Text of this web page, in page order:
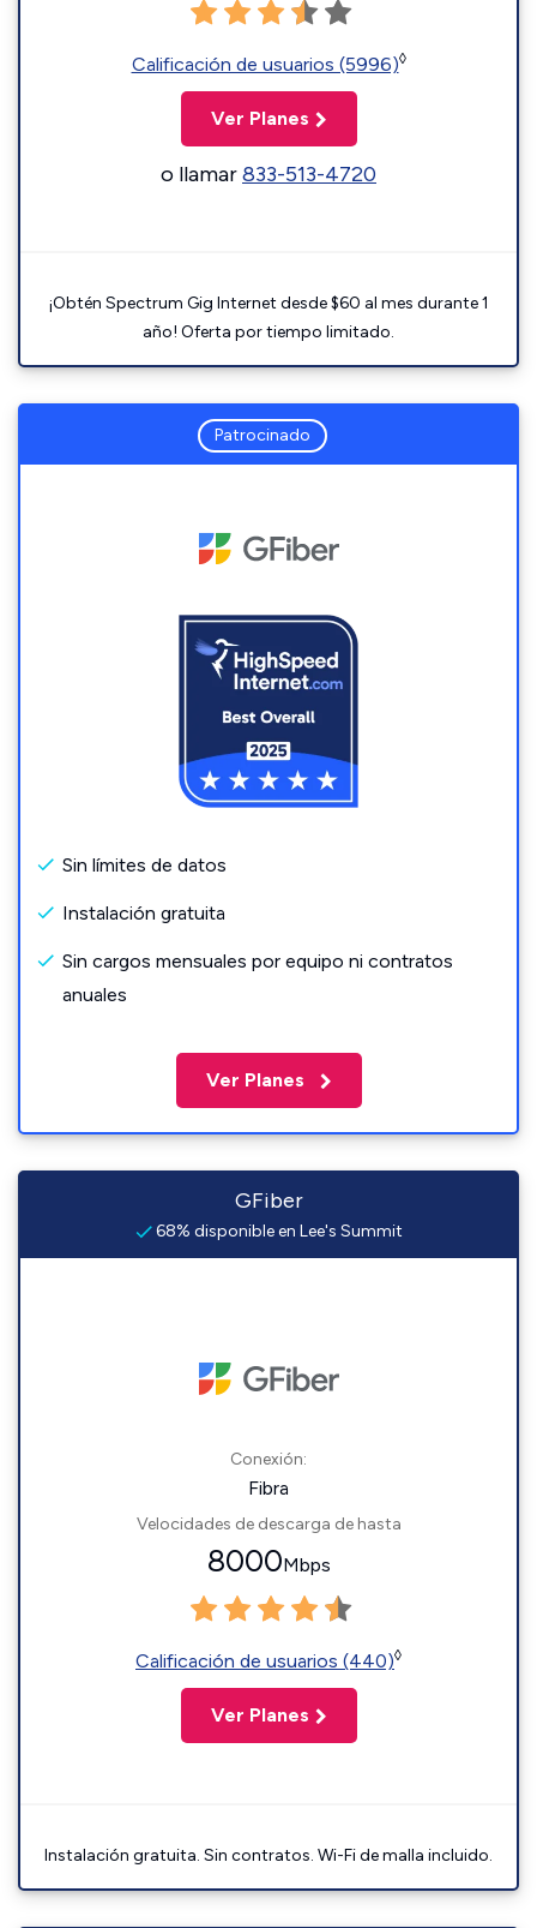
Calificación de usuarios (5996)◊
Ver Planes
o llamar833-513-4720
¡Obtén Spectrum Gig Internet desde $60 al mes durante 1
año! Oferta por tiempo limitado.
Patrocinado
Sin límites de datos
Instalación gratuita
Sin cargos mensuales por equipo ni contratos
anuales
Ver Planes
GFiber
68% disponible en Lee's Summit
Conexión:
Fibra
Velocidades de descarga de hasta
8000Mbps
Calificación de usuarios (440)◊
Ver Planes
Instalación gratuita. Sin contratos. Wi-Fi de malla incluido.